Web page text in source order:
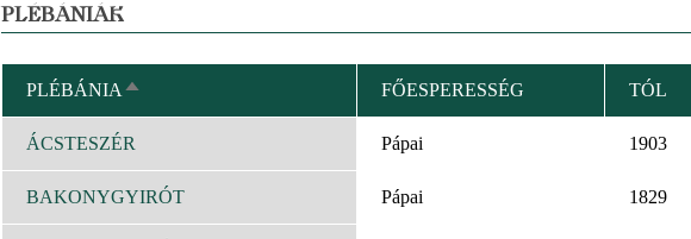
PLÉBÁNIÁK
PLÉBÁNIA CSÖKKENŐ
RENDEZÉS
FŐESPERESSÉG TÓL
ÁCSTESZÉR Pápai 1903
BAKONYGYIRÓT Pápai 1829